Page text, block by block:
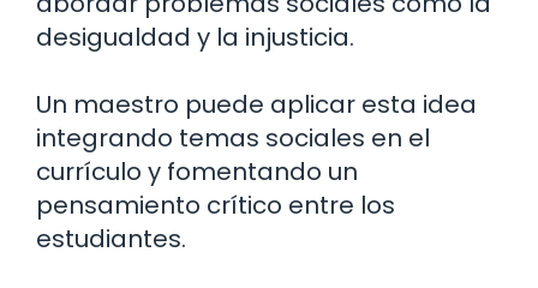
desigualdad y la injusticia.
Un maestro puede aplicar esta idea
integrando temas sociales en el
currículo y fomentando un
pensamiento crítico entre los
estudiantes.